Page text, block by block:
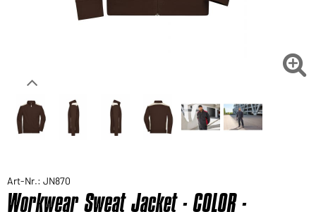

Art-Nr.: JN870
Workwear Sweat Jacket - COLOR -